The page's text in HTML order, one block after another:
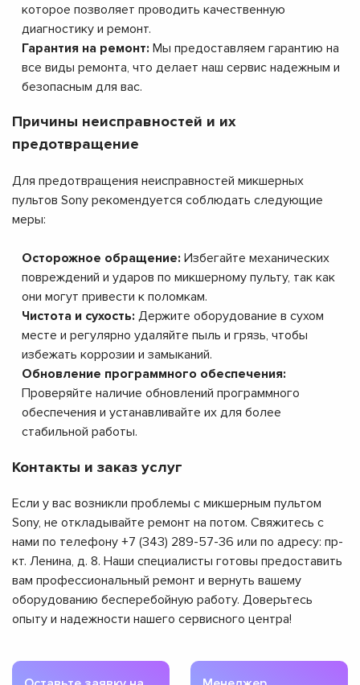
которое позволяет проводить качественную
диагностику и ремонт.
Гарантия на ремонт: Мы предоставляем гарантию на
все виды ремонта, что делает наш сервис надежным и
безопасным для вас.
Причины неисправностей и их
предотвращение
Для предотвращения неисправностей микшерных
пультов Sony рекомендуется соблюдать следующие
меры:
Осторожное обращение: Избегайте механических
повреждений и ударов по микшерному пульту, так как
они могут привести к поломкам.
Чистота и сухость: Держите оборудование в сухом
месте и регулярно удаляйте пыль и грязь, чтобы
избежать коррозии и замыканий.
Обновление программного обеспечения:
Проверяйте наличие обновлений программного
обеспечения и устанавливайте их для более
стабильной работы.
Контакты и заказ услуг
Если у вас возникли проблемы с микшерным пультом
Sony, не откладывайте ремонт на потом. Свяжитесь с
нами по телефону +7 (343) 289-57-36 или по адресу: пр-
кт. Ленина, д. 8. Наши специалисты готовы предоставить
вам профессиональный ремонт и вернуть вашему
оборудованию бесперебойную работу. Доверьтесь
опыту и надежности нашего сервисного центра!